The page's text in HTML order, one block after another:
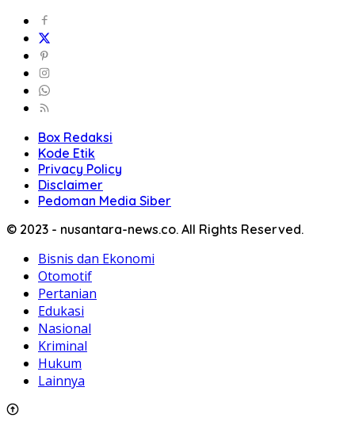
Box Redaksi
Kode Etik
Privacy Policy
Disclaimer
Pedoman Media Siber
© 2023 - nusantara-news.co. All Rights Reserved.
Bisnis dan Ekonomi
Otomotif
Pertanian
Edukasi
Nasional
Kriminal
Hukum
Lainnya